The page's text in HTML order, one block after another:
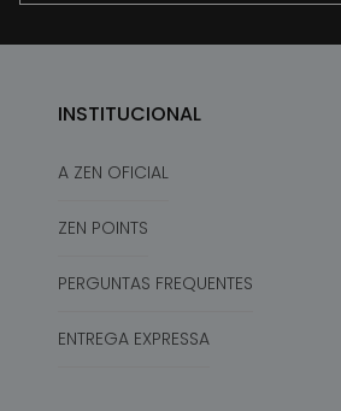
INSTITUCIONAL
A ZEN OFICIAL
ZEN POINTS
PERGUNTAS FREQUENTES
ENTREGA EXPRESSA